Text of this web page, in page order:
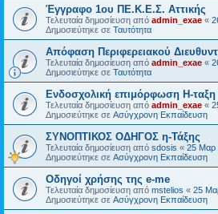
Έγγραφο 1ου ΠΕ.Κ.Ε.Σ. Αττικής
Τελευταία δημοσίευση από admin_exae «
Δημοσιεύτηκε σε Ταυτότητα
Απόφαση Περιφερειακού
Τελευταία δημοσίευση από admin_exae «
Δημοσιεύτηκε σε Ταυτότητα
Ενδοσχολική επιμόρφωση Η-ταξη
Τελευταία δημοσίευση από admin_exae «
Δημοσιεύτηκε σε Ασύγχρονη Εκπαίδευση
ΣΥΝΟΠΤΙΚΟΣ ΟΔΗΓΟΣ η-Τάξης
Τελευταία δημοσίευση από sdosis « 25 Μαρ
Δημοσιεύτηκε σε Ασύγχρονη Εκπαίδευση
Οδηγοί χρήσης της e-me
Τελευταία δημοσίευση από mstelios « 25
Δημοσιεύτηκε σε Ασύγχρονη Εκπαίδευση